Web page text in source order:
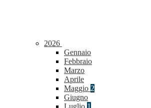
2026
Gennaio
Febbraio
Marzo
Aprile
Maggio 2
Giugno